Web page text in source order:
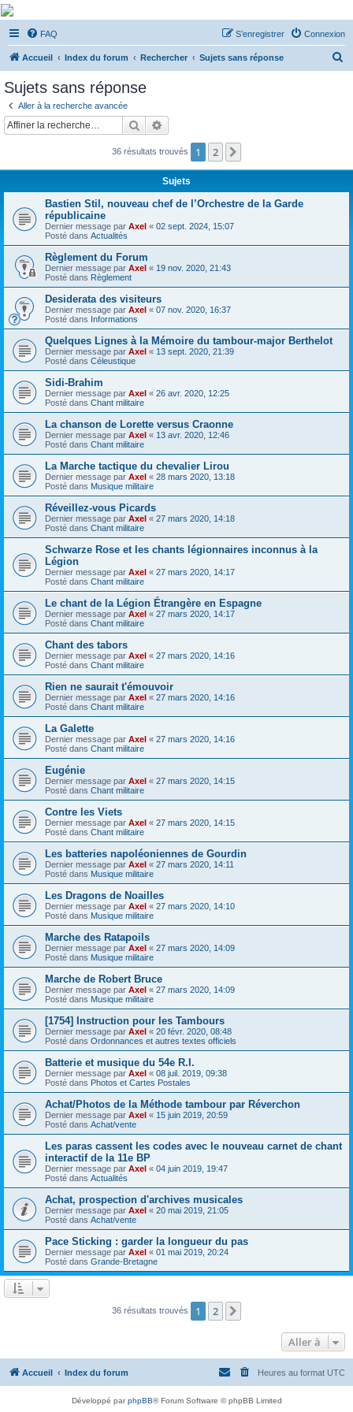
De Musicae Militari -
Forums
Forums de discussions
FAQ Connexion
S’enregistrer
Accueil Index du forum Rechercher Sujets sans réponse
c
Sujets sans réponse
Aller à la recherche avancée
Rechercher
36 résultats trouvés 1 2
Sujets
Bastien Stil, nouveau chef de l’Orchestre de la Garde
républicaine
Dernier message par Axel « 02 sept. 2024, 15:07
Posté dans Actualités
Règlement du Forum
Dernier message par Axel « 19 nov. 2020, 21:43
Posté dans Règlement
Desiderata des visiteurs
Dernier message par Axel « 07 nov. 2020, 16:37
Posté dans Informations
Quelques Lignes à la Mémoire du tambour-major Berthelot
Dernier message par Axel « 13 sept. 2020, 21:39
Posté dans Céleustique
Sidi-Brahim
Dernier message par Axel « 26 avr. 2020, 12:25
Posté dans Chant militaire
La chanson de Lorette versus Craonne
Dernier message par Axel « 13 avr. 2020, 12:46
Posté dans Chant militaire
La Marche tactique du chevalier Lirou
Dernier message par Axel « 28 mars 2020, 13:18
Posté dans Musique militaire
Réveillez-vous Picards
Dernier message par Axel « 27 mars 2020, 14:18
Posté dans Chant militaire
Schwarze Rose et les chants légionnaires inconnus à la
Légion
Dernier message par Axel « 27 mars 2020, 14:17
Posté dans Chant militaire
Le chant de la Légion Étrangère en Espagne
Dernier message par Axel « 27 mars 2020, 14:17
Posté dans Chant militaire
Chant des tabors
Dernier message par Axel « 27 mars 2020, 14:16
Posté dans Chant militaire
Rien ne saurait t'émouvoir
Dernier message par Axel « 27 mars 2020, 14:16
Posté dans Chant militaire
La Galette
Dernier message par Axel « 27 mars 2020, 14:16
Posté dans Chant militaire
Eugénie
Dernier message par Axel « 27 mars 2020, 14:15
Posté dans Chant militaire
Contre les Viets
Dernier message par Axel « 27 mars 2020, 14:15
Posté dans Chant militaire
Les batteries napoléoniennes de Gourdin
Dernier message par Axel « 27 mars 2020, 14:11
Posté dans Musique militaire
Les Dragons de Noailles
Dernier message par Axel « 27 mars 2020, 14:10
Posté dans Musique militaire
Marche des Ratapoils
Dernier message par Axel « 27 mars 2020, 14:09
Posté dans Musique militaire
Marche de Robert Bruce
Dernier message par Axel « 27 mars 2020, 14:09
Posté dans Musique militaire
[1754] Instruction pour les Tambours
Dernier message par Axel « 20 févr. 2020, 08:48
Posté dans Ordonnances et autres textes officiels
Batterie et musique du 54e R.I.
Dernier message par Axel « 08 juil. 2019, 09:38
Posté dans Photos et Cartes Postales
Achat/Photos de la Méthode tambour par Réverchon
Dernier message par Axel « 15 juin 2019, 20:59
Posté dans Achat/vente
Les paras cassent les codes avec le nouveau carnet de chant
interactif de la 11e BP
Dernier message par Axel « 04 juin 2019, 19:47
Posté dans Actualités
Achat, prospection d'archives musicales
Dernier message par Axel « 20 mai 2019, 21:05
Posté dans Achat/vente
Pace Sticking : garder la longueur du pas
Dernier message par Axel « 01 mai 2019, 20:24
Posté dans Grande-Bretagne
36 résultats trouvés 1 2
Aller à
Accueil Index du forum Heures au format UTC
Développé parphpBB® Forum Software © phpBB Limited